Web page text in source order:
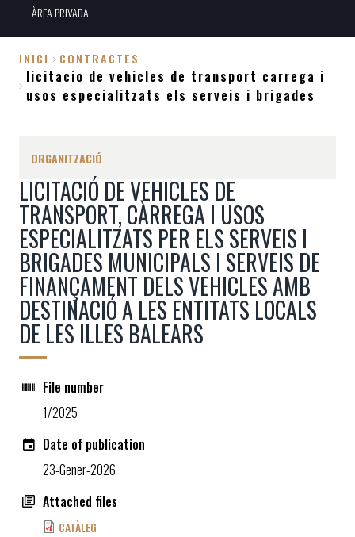
ÀREA PRIVADA
Fil
d'Ariadna
INICI CONTRACTES
licitacio de vehicles de transport carrega i
usos especialitzats els serveis i brigades
ORGANITZACIÓ
LICITACIÓ DE VEHICLES DE
TRANSPORT, CÀRREGA I USOS
ESPECIALITZATS PER ELS SERVEIS I
BRIGADES MUNICIPALS I SERVEIS DE
FINANÇAMENT DELS VEHICLES AMB
DESTINACIÓ A LES ENTITATS LOCALS
DE LES ILLES BALEARS
File number
1/2025
Date of publication
23-Gener-2026
Attached files
CATÀLEG